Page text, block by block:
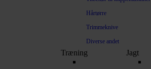
Hårtørre
Trimmeknive
Diverse andet
Træning Jagt